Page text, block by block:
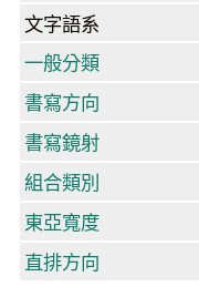
文字語系
一般分類
書寫方向
書寫鏡射
組合類別
東亞寬度
直排方向